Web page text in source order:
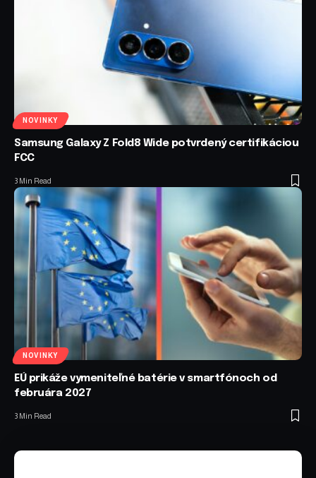
NOVINKY
Samsung Galaxy Z Fold8 Wide potvrdený certifikáciou
FCC
3 Min Read
NOVINKY
EÚ prikáže vymeniteľné batérie v smartfónoch od
februára 2027
3 Min Read